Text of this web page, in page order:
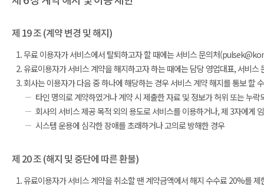
제 19 조 (계약 변경 및 해지)
무료 이용자가 서비스에서 탈퇴하고자 할 때에는 서비스 문의처
유료이용자가 서비스 계약을 해지하고자 하는 때에는 담당 영업대표, 서
회사는 이용자가 다음 중 하나에 해당하는 경우 서비스 계약 해지를 통보 할
타인 명의로 계약하였거나 계약 시 제출한 자료 및 정보가 허위 또는 누락
회사의 서비스 제공 목적 외의 용도로 서비스를 이용하거나, 제 3자에게
시스템 운용에 심각한 장애를 초래하거나 고의로 방해한 경우
제 20 조 (해지 및 중단에 따른 환불)
유료이용자가 서비스 계약을 취소할 땐 계약금액에서 해지 수수료 20%를 제